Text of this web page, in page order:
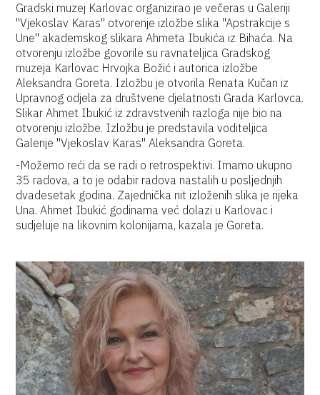
Gradski muzej Karlovac organizirao je večeras u Galeriji
"Vjekoslav Karas" otvorenje izložbe slika "Apstrakcije s
Une" akademskog slikara Ahmeta Ibukića iz Bihaća. Na
otvorenju izložbe govorile su ravnateljica Gradskog
muzeja Karlovac Hrvojka Božić i autorica izložbe
Aleksandra Goreta. Izložbu je otvorila Renata Kučan iz
Upravnog odjela za društvene djelatnosti Grada Karlovca.
Slikar Ahmet Ibukić iz zdravstvenih razloga nije bio na
otvorenju izložbe. Izložbu je predstavila voditeljica
Galerije "Vjekoslav Karas" Aleksandra Goreta.
-Možemo reći da se radi o retrospektivi. Imamo ukupno
35 radova, a to je odabir radova nastalih u posljednjih
dvadesetak godina. Zajednička nit izloženih slika je rijeka
Una. Ahmet Ibukić godinama već dolazi u Karlovac i
sudjeluje na likovnim kolonijama, kazala je Goreta.